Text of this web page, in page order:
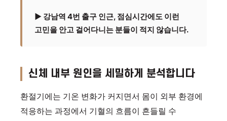
▶ 강남역 4번 출구 인근, 점심시간에도 이런
고민을 안고 걸어다니는 분들이 적지 않습니다.
신체 내부 원인을 세밀하게 분석합니다
환절기에는 기온 변화가 커지면서 몸이 외부 환경에
적응하는 과정에서 기혈의 흐름이 흔들릴 수